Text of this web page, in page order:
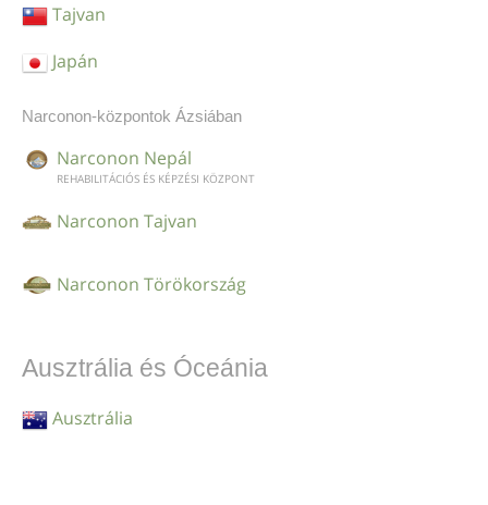
Tajvan
Japán
Narconon-központok Ázsiában
Narconon Nepál
REHABILITÁCIÓS ÉS KÉPZÉSI KÖZPONT
Narconon Tajvan
Narconon Törökország
Ausztrália és Óceánia
Ausztrália